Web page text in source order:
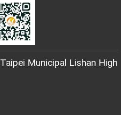
Taipei Municipal Lishan High